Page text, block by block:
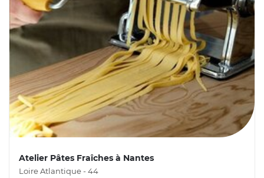
Atelier Pâtes Fraîches à Nantes
Loire Atlantique - 44